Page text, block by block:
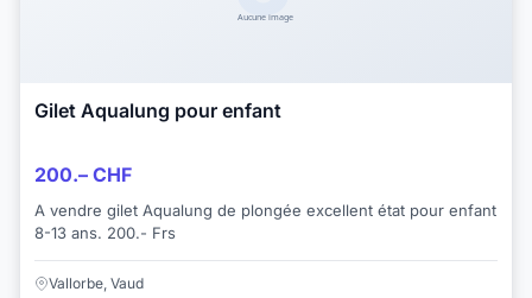
Gilet Aqualung pour enfant
200.– CHF
A vendre gilet Aqualung de plongée excellent état pour enfant
8-13 ans. 200.- Frs
Vallorbe, Vaud